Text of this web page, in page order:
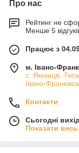
Про нас
Рейтинг не
Менше 5
Працює з
м. Івано-
с. Ямниця,
Івано-
Контакти
Сьогодні
Показати